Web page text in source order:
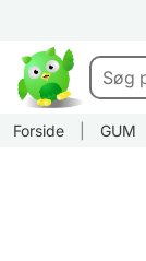
Forside GUM